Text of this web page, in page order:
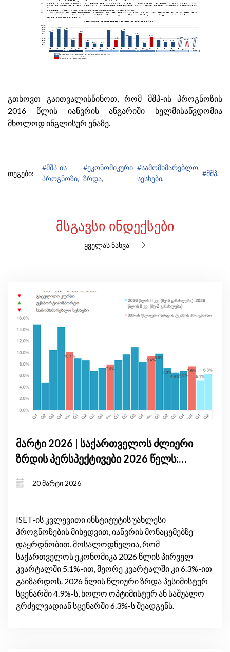
გთხოვთ გაითვალისწინოთ, რომ მშპ-ის პროგნოზის
2016 წლის იანვრის ანგარიში ხელმისაწვდომია
მხოლოდ ინგლისურ ენაზე.
თეგები:
#მშპ-ის
პროგნოზი,
#ეკონომიკური
ზრდა,
#სამომხმარებლო
სესხები,
#მშპ,
ᲛᲡᲒᲐᲕᲡᲘ ᲘᲜᲓᲔᲥᲡᲔᲑᲘ
ყველას ნახვა
მარტი 2026 | საქართველოს ძლიერი
ზრდის პერსპექტივები 2026 წელს:
გაუმჯობესებული სავაჭრო ბალანსი
20 მარტი 2026
ISET-ის კვლევითი ინსტიტუტის უახლესი
პროგნოზების მიხედვით, იანვრის მონაცემებზე
დაყრდნობით, მოსალოდნელია, რომ
საქართველოს ეკონომიკა 2026 წლის პირველ
კვარტალში 5.1%-ით, მეორე კვარტალში კი 6.3%-ით
გაიზარდოს. 2026 წლის წლიური ზრდა პესიმისტურ
სცენარში 4.9%-ს, ხოლო ოპტიმისტურ ან საშუალო
გრძელვადიან სცენარში 6.3%-ს შეადგენს.